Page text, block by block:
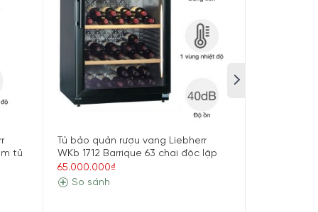
tủ
Tủ bảo quản rượu vang Liebherr
WKb 1712 Barrique 63 chai độc lập
65.000.000₫
So sánh